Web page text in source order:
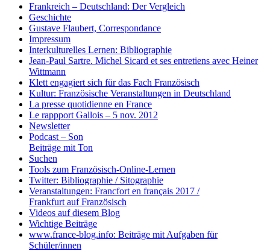
Frankreich – Deutschland: Der Vergleich
Geschichte
Gustave Flaubert, Correspondance
Impressum
Interkulturelles Lernen: Bibliographie
Jean-Paul Sartre. Michel Sicard et ses entretiens avec Heiner
Wittmann
Klett engagiert sich für das Fach Französisch
Kultur: Französische Veranstaltungen in Deutschland
La presse quotidienne en France
Le rappport Gallois – 5 nov. 2012
Newsletter
Podcast – Son
Beiträge mit Ton
Suchen
Tools zum Französisch-Online-Lernen
Twitter: Bibliographie / Sitographie
Veranstaltungen: Francfort en français 2017 /
Frankfurt auf Französisch
Videos auf diesem Blog
Wichtige Beiträge
www.france-blog.info: Beiträge mit Aufgaben für
Schüler/innen